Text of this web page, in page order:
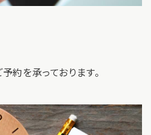
約を承っております。